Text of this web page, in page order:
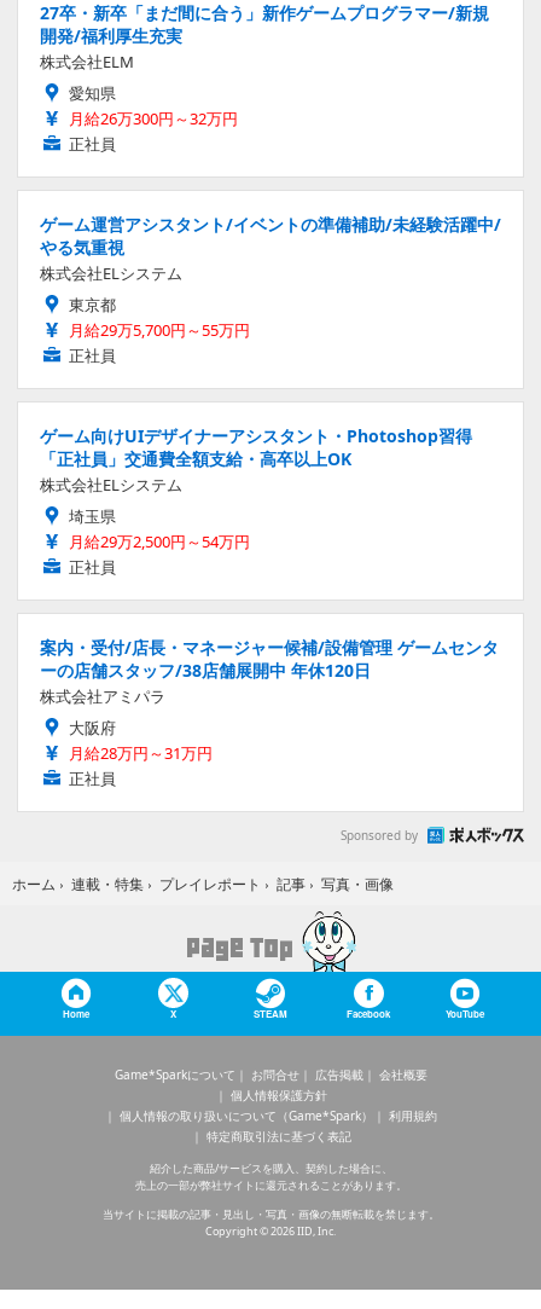
27卒・新卒「まだ間に合う」新作ゲームプログラマー/新規
開発/福利厚生充実
株式会社ELM
愛知県
月給26万300円～32万円
正社員
ゲーム運営アシスタント/イベントの準備補助/未経験活躍中/
やる気重視
株式会社ELシステム
東京都
月給29万5,700円～55万円
正社員
ゲーム向けUIデザイナーアシスタント・Photoshop習得
「正社員」交通費全額支給・高卒以上OK
株式会社ELシステム
埼玉県
月給29万2,500円～54万円
正社員
案内・受付/店長・マネージャー候補/設備管理 ゲームセンタ
ーの店舗スタッフ/38店舗展開中 年休120日
株式会社アミパラ
大阪府
月給28万円～31万円
正社員
Sponsored by
ホーム › 連載・特集 › プレイレポート › 記事 › 写真・画像
Home X STEAM Facebook YouTube
Game*Sparkについて お問合せ 広告掲載
会社概要
個人情報保護方針
個人情報の取り扱いについて（Game*Spark）
利用規約
特定商取引法に基づく表記
紹介した商品/サービスを購入、契約した場合に、
売上の一部が弊社サイトに還元されることがあります。
当サイトに掲載の記事・見出し・写真・画像の無断転載を禁じます。
Copyright © 2026 IID, Inc.